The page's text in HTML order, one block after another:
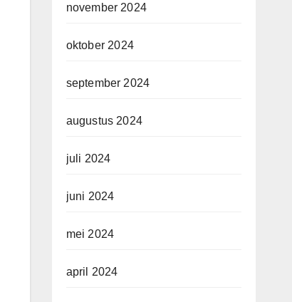
november 2024
oktober 2024
september 2024
augustus 2024
juli 2024
juni 2024
mei 2024
april 2024